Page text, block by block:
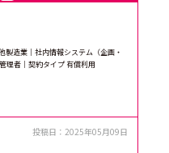
製造業｜社内情報システム（企画・
理者｜契約タイプ 有償利用
投稿日： 2025年05月09日